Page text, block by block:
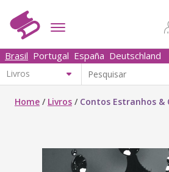
Brasil Portugal España Deutschland
Home / Livros / Contos Estranhos &